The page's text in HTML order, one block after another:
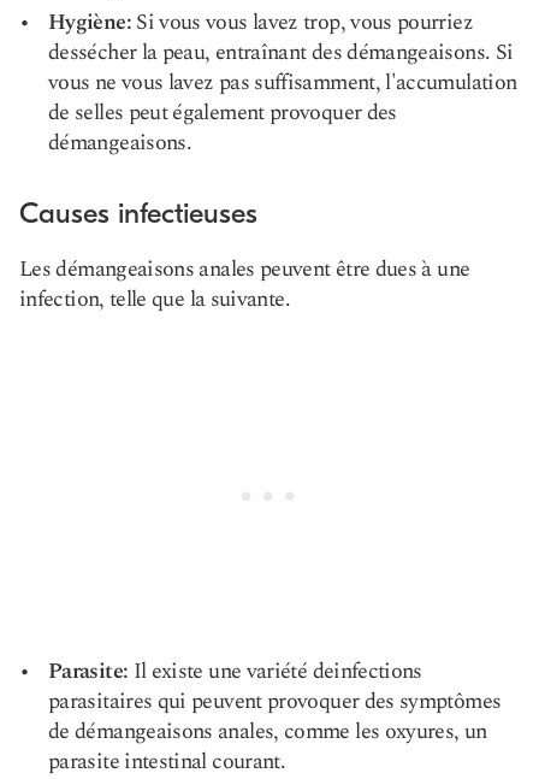
Hygiène:Si vous vous lavez trop, vous pourriez
dessécher la peau, entraînant des démangeaisons. Si
vous ne vous lavez pas suffisamment, l'accumulation
de selles peut également provoquer des
démangeaisons.
Causes infectieuses
Les démangeaisons anales peuvent être dues à une
infection, telle que la suivante.
Parasite: Il existe une variété deinfections
parasitairesqui peuvent provoquer des symptômes
de démangeaisons anales, comme les oxyures, un
parasite intestinal courant.